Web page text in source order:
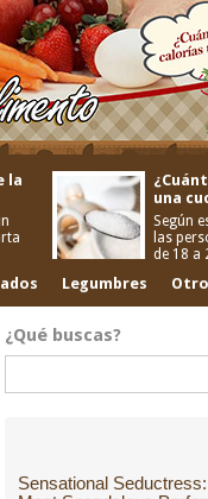
la
una
Según
las
de 18 a
Legumbres
¿Qué buscas?